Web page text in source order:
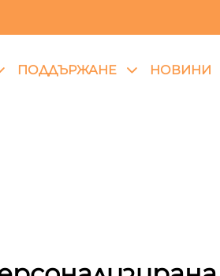
ПОДДЪРЖАНЕ НОВИНИ